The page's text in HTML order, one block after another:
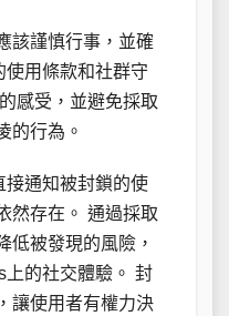
該謹慎行事，並確
用條款和社群守
感受，並避免採取
的行為。
接通知被封鎖的使
然存在。 通過採取
低被發現的風險，
上的社交體驗。 封
讓使用者有權力決